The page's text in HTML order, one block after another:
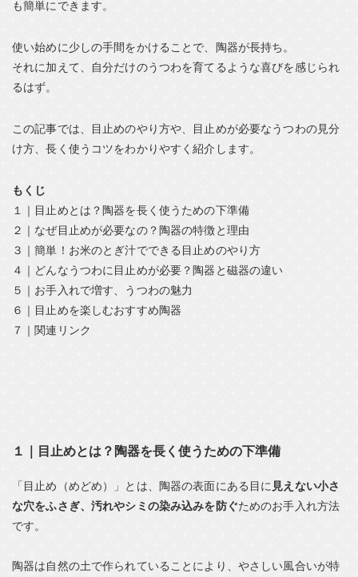
も簡単にできます。
使い始めに少しの手間をかけることで、陶器が長持ち。
それに加えて、自分だけのうつわを育てるような喜びを感じられ
るはず。
この記事では、目止めのやり方や、目止めが必要なうつわの見分
け方、長く使うコツをわかりやすく紹介します。
もくじ
１｜目止めとは？陶器を長く使うための下準備
２｜なぜ目止めが必要なの？陶器の特徴と理由
３｜簡単！お米のとぎ汁でできる目止めのやり方
４｜どんなうつわに目止めが必要？陶器と磁器の違い
５｜お手入れで増す、うつわの魅力
６｜目止めを楽しむおすすめ陶器
７｜関連リンク
１｜目止めとは？陶器を長く使うための下準備
「目止め（めどめ）」とは、陶器の表面にある目に 見えない小さ
な穴をふさぎ、汚れやシミの染み込みを防ぐためのお手入れ方法
です。
陶器は自然の土で作られていることにより、やさしい風合いが特